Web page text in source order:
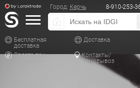
Город: Керчь 8-910-253-
Бесплатная
доставка
Доставка
Оплата при
Контакты/
Самовывоз